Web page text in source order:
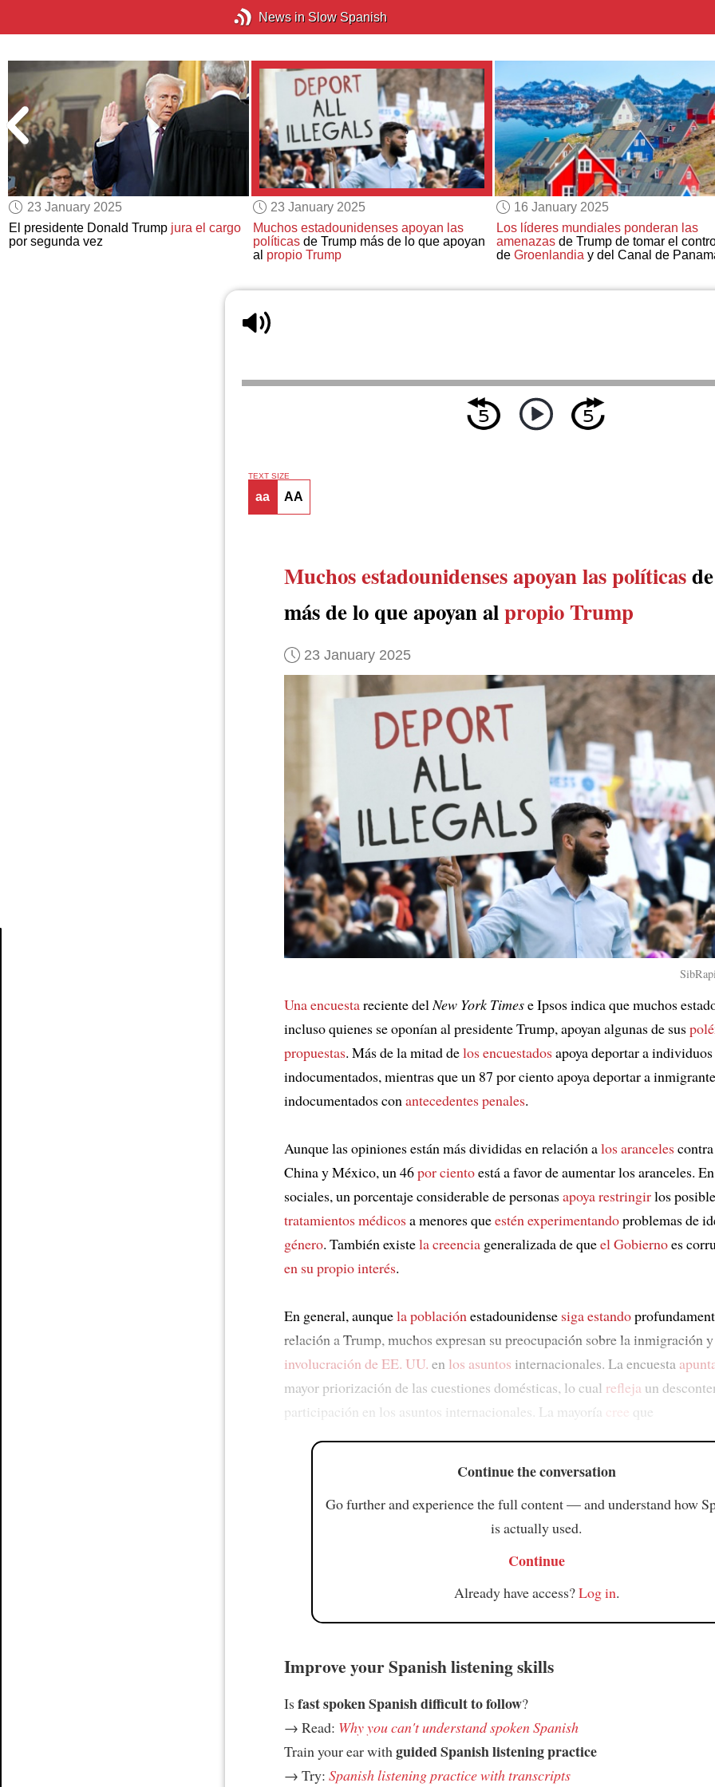
News in Slow Spanish
23 January 2025
El presidente Donald Trump jura el cargo
por segunda vez
23 January 2025
Muchos estadounidenses apoyan las
políticasde Trump más de lo que apoyan
al propio Trump
16 January 2025
Los líderes mundiales ponderan las
amenazasde Trump de tomar el
de Groenlandiay del Canal de
TEXT SIZE
aa AA
Muchos estadounidenses apoyan las políticas
más de lo que apoyan alpropio Trump
23 January 2025
Una encuestareciente delNew York Timese Ipsos indica que muchos
incluso quienes se oponían al presidente Trump, apoyan algunas de sus
propuestas. Más de la mitad delos encuestadosapoya deportar a individuos
indocumentados, mientras que un 87 por ciento apoya deportar a
indocumentados conantecedentes penales.
Aunque las opiniones están más divididas en relación alos aranceles
China y México, un 46por cientoestá a favor de aumentar los aranceles. En
sociales, un porcentaje considerable de personasapoya restringirlos
tratamientos médicosa menores queestén experimentandoproblemas de
género. También existela creencia generalizada de queel Gobiernoes
en su propio interés.
En general, aunquela poblaciónestadounidense siga estando
relación a Trump, muchos expresan su preocupación sobre la inmigración
involucración de EE. UU. en los asuntos internacionales. La encuesta
mayor priorización de las cuestiones domésticas, lo cual refleja un
participación en los asuntos internacionales. La mayoría cree que
Continue the conversation
Go further and experience the full content — and understand how
is actually used.
Continue
Already have access?Log in.
Improve your Spanish listening skills
Isfast spoken Spanish difficult to follow?
→ Read: Why you can't understand spoken Spanish
Train your ear with guided Spanish listening practice
→ Try: Spanish listening practice with transcripts